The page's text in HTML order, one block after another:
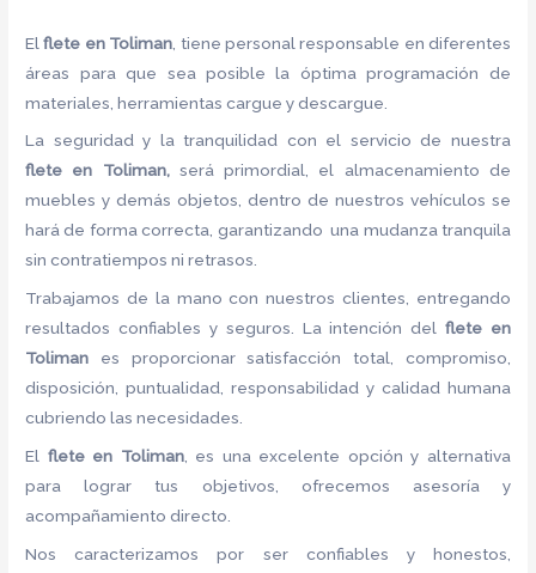
Elflete en Toliman , tiene personal responsable en diferentes
áreas para que sea posible la óptima programación de
materiales, herramientas cargue y descargue.
La seguridad y la tranquilidad con el servicio de nuestra
flete en Toliman, será primordial, el almacenamiento de
muebles y demás objetos, dentro de nuestros vehículos se
hará de forma correcta, garantizando una mudanza tranquila
sin contratiempos ni retrasos.
Trabajamos de la mano con nuestros clientes, entregando
resultados confiables y seguros. La intención delflete en
Toliman es proporcionar satisfacción total, compromiso,
disposición, puntualidad, responsabilidad y calidad humana
cubriendo las necesidades.
El flete en Toliman, es una excelente opción y alternativa
para lograr tus objetivos, ofrecemos asesoría y
acompañamiento directo.
Nos caracterizamos por ser confiables y honestos,